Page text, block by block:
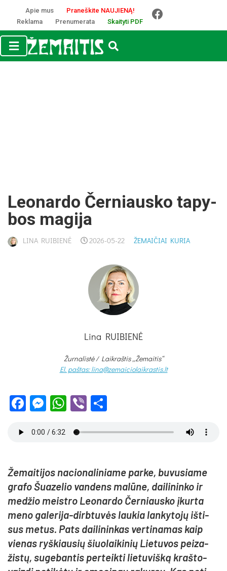
Apie mus
Praneškite NAUJIENĄ!
Reklama
Prenumerata Skaityti PDF
Leo­nar­do Čer­niaus­ko ta­py­
bos ma­gi­ja
LINA RUIBIENĖ 2026-05-22 ŽEMAIČIAI KURIA
Lina RUIBIENĖ
Žurnalistė / Laikraštis „Žemaitis“
El. paštas: lina@zemaiciolaikrastis.lt
Facebook
Messenger
WhatsApp
Viber
Že­mai­ti­jos na­cio­na­li­nia­me par­ke, bu­vu­sia­me
gra­fo Šua­ze­lio van­dens ma­lū­ne, dai­li­nin­ko ir
me­džio meist­ro Leo­nar­do Čer­niaus­ko įkur­ta
me­no ga­le­ri­ja-dirb­tu­vės lau­kia lan­ky­to­jų iš­ti­
sus me­tus. Pats dai­li­nin­kas ver­ti­na­mas kaip
vie­nas ryš­kiau­sių šiuo­lai­ki­nių Lie­tu­vos pei­za­
žis­tų, su­ge­ban­tis per­teik­ti lie­tu­viš­ką kraš­to­